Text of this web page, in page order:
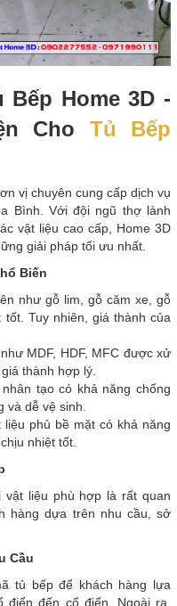
Bếp Home 3D -
Cho Tủ Bếp
vị chuyên cung cấp dịch vụ
Bình. Với đội ngũ thợ lành
vật liệu cao cấp, Home 3D
giải pháp tối ưu nhất.
Biến
như gỗ lim, gỗ căm xe, gỗ
Tuy nhiên, giá thành của
MDF, HDF, MFC được xử
thành hợp lý.
tạo có khả năng chống
và dễ vệ sinh.
liệu phủ bề mặt có khả năng
nhiệt tốt.
vật liệu phù hợp là rất quan
hàng dựa trên nhu cầu, sở
Cầu
tủ bếp để khách hàng lựa
đến cổ điển. Ngoài ra,